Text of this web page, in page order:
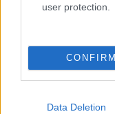
user protection.
CONFIRM
Data Deletion
Προηγούμενο άρθρο
Trump
ΠΑΡΟΜΟΙΑ ΑΡΘΡΑ